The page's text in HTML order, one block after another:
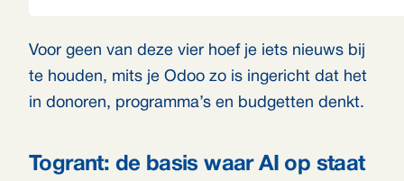
Voor geen van deze vier hoef je iets nieuws bij
te houden, mits je Odoo zo is ingericht dat het
in donoren, programma’s en budgetten denkt.
Togrant: de basis waar AI op staat